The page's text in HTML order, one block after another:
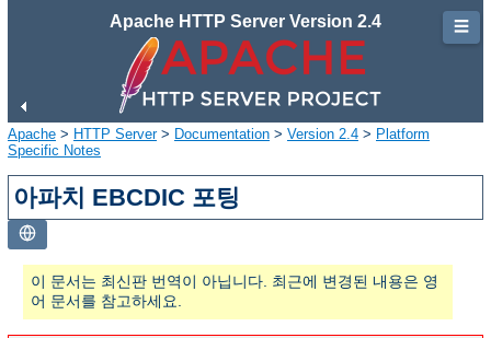
Apache HTTP Server Version 2.4
Apache > HTTP Server> Documentation > Version 2.4 > Platform
Specific Notes
아파치 EBCDIC 포팅
이 문서는 최신판 번역이 아닙니다. 최근에 변경된 내용은 영
어 문서를 참고하세요.
☰